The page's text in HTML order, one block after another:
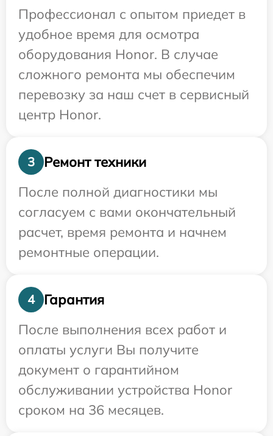
Профессионал с опытом приедет в
удобное время для осмотра
оборудования Honor. В случае
сложного ремонта мы обеспечим
перевозку за наш счет в сервисный
центр Honor.
3
Ремонт техники
После полной диагностики мы
согласуем с вами окончательный
расчет, время ремонта и начнем
ремонтные операции.
4
Гарантия
После выполнения всех работ и
оплаты услуги Вы получите
документ о гарантийном
обслуживании устройства Honor
сроком на 36 месяцев.